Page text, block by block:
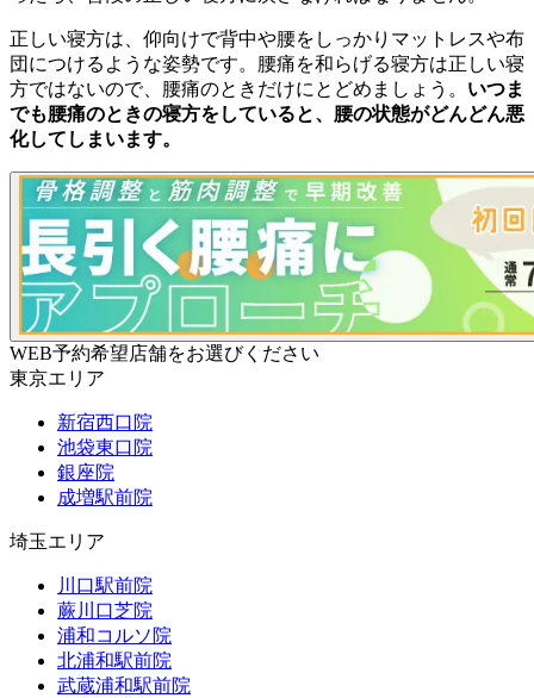
正しい寝方は、仰向けで背中や腰をしっかりマットレスや布
団につけるような姿勢です。腰痛を和らげる寝方は正しい寝
方ではないので、腰痛のときだけにとどめましょう。 いつま
でも腰痛のときの寝方をしていると、腰の状態がどんどん悪
化してしまいます。
WEB予約希望店舗をお選びください
東京エリア
新宿西口院
池袋東口院
銀座院
成増駅前院
埼玉エリア
川口駅前院
蕨川口芝院
浦和コルソ院
北浦和駅前院
武蔵浦和駅前院